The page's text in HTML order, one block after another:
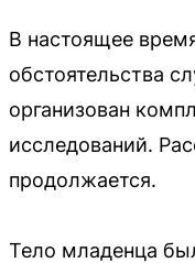
В настоящее
обстоятельства
организован
исследований.
продолжается.
Тело младенца